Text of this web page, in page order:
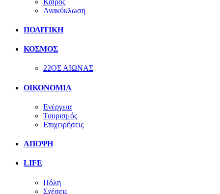
Ανακύκλωση
ΠΟΛΙΤΙΚΗ
ΚΟΣΜΟΣ
22ΟΣ ΑΙΩΝΑΣ
ΟΙΚΟΝΟΜΙΑ
Ενέργεια
Τουρισμός
Επιχειρήσεις
ΑΠΟΨΗ
LIFE
Πόλη
Σχέσεις